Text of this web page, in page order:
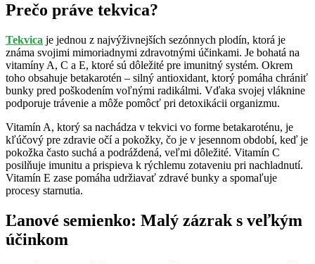
Prečo práve tekvica?
Tekvica je jednou z najvýživnejších sezónnych plodín, ktorá je
známa svojimi mimoriadnymi zdravotnými účinkami. Je bohatá na
vitamíny A, C a E, ktoré sú dôležité pre imunitný systém. Okrem
toho obsahuje betakarotén – silný antioxidant, ktorý pomáha chrániť
bunky pred poškodením voľnými radikálmi. Vďaka svojej vláknine
podporuje trávenie a môže pomôcť pri detoxikácii organizmu.
Vitamín A, ktorý sa nachádza v tekvici vo forme betakaroténu, je
kľúčový pre zdravie očí a pokožky, čo je v jesennom období, keď je
pokožka často suchá a podráždená, veľmi dôležité. Vitamín C
posilňuje imunitu a prispieva k rýchlemu zotaveniu pri nachladnutí.
Vitamín E zase pomáha udržiavať zdravé bunky a spomaľuje
procesy starnutia.
Ľanové semienko: Malý zázrak s veľkým
účinkom